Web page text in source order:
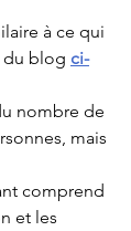
à ce qui
du blog ci-
nombre de
mais
comprend
et les